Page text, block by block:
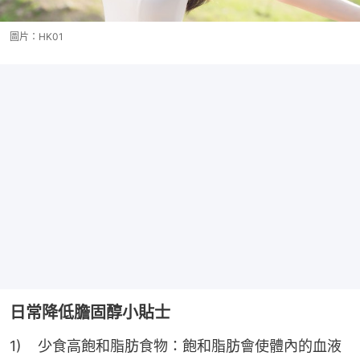
圖片：HK01
日常降低膽固醇小貼士
1)    少食高飽和脂肪食物：飽和脂肪會使體內的血液